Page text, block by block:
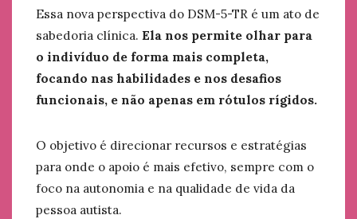
Essa nova perspectiva do DSM-5-TR é um ato de
sabedoria clínica. Ela nos permite olhar para
o indivíduo de forma mais completa,
focando nas habilidades e nos desafios
funcionais, e não apenas em rótulos rígidos.
O objetivo é direcionar recursos e estratégias
para onde o apoio é mais efetivo, sempre com o
foco na autonomia e na qualidade de vida da
pessoa autista.